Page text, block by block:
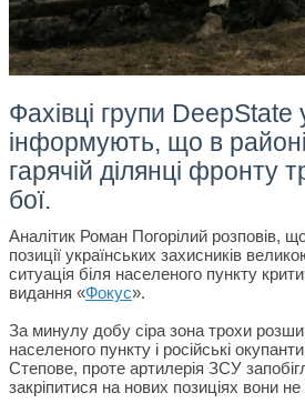
Фахівці групи DeepState
інформують, що в районі
гарячій ділянці фронту
бої.
Аналітик Роман Погорілий розповів,
позиції українських захисників
ситуація біля населеного пункту
видання «Фокус».
За минулу добу сіра зона трохи
населеного пункту і російські
Степове, проте артилерія ЗСУ
закріпитися на нових позиціях вони